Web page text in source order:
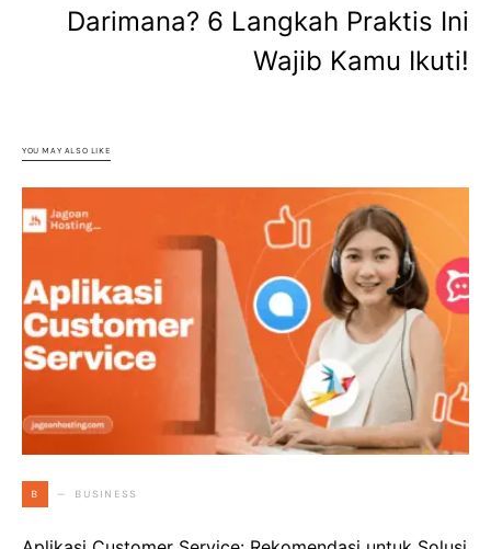
Darimana? 6 Langkah Praktis Ini
Wajib Kamu Ikuti!
YOU MAY ALSO LIKE
B BUSINESS